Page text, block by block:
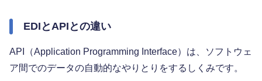
EDIとAPIとの違い
API（Application Programming Interface）は、ソフトウェ
ア間でのデータの自動的なやりとりをするしくみです。